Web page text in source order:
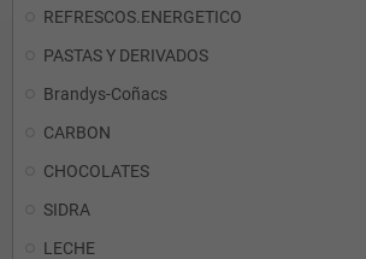
REFRESCOS.ENERGETICO
PASTAS Y DERIVADOS
Brandys-Coñacs
CARBON
CHOCOLATES
SIDRA
LECHE